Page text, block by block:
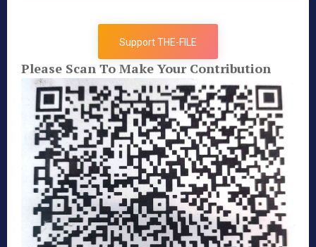
Support THE-FILE
Please Scan To Make Your Contribution